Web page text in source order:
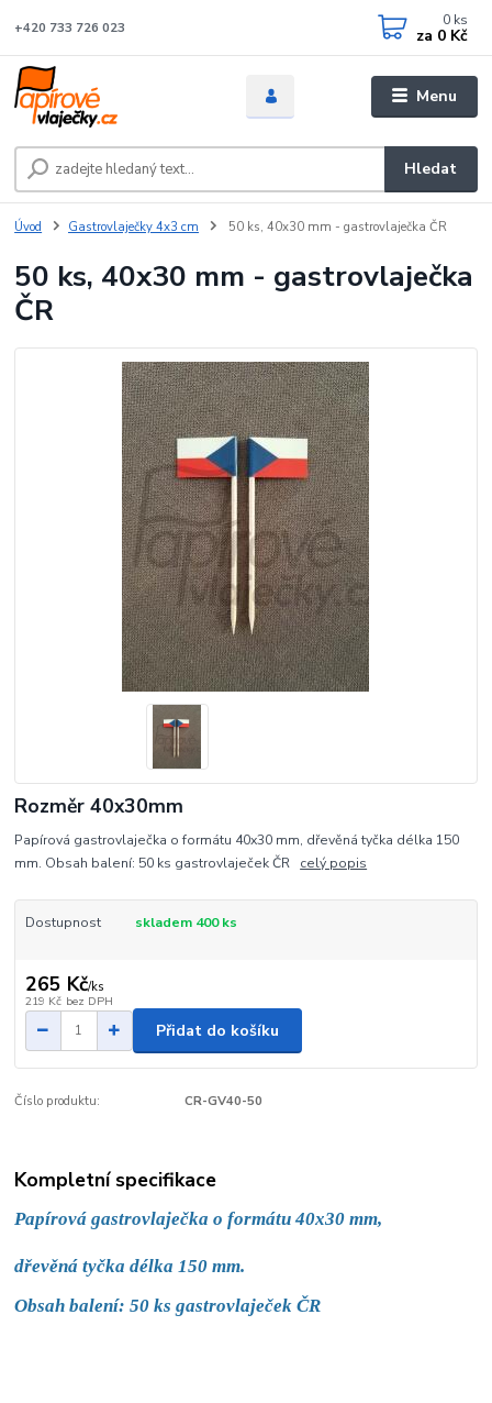
Menu
Hledat
+420 733 726 023 0 ks
za 0 Kč
Úvod Gastrovlaječky 4x3 cm 50 ks, 40x30 mm - gastrovlaječka ČR
50 ks, 40x30 mm - gastrovlaječka
ČR
Rozměr 40x30mm
Papírová gastrovlaječka o formátu 40x30 mm, dřevěná tyčka délka 150
mm. Obsah balení: 50 ks gastrovlaječek ČR celý popis
Dostupnost skladem 400 ks
265 Kč/ks
219 Kč bez DPH
Přidat do košíku
Číslo produktu: CR-GV40-50
Kompletní specifikace
Papírová gastrovlaječka o formátu 40x30 mm,
dřevěná tyčka délka 150 mm.
Obsah balení: 50 ks gastrovlaječek ČR